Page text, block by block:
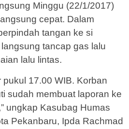
Minggu (22/1/2017)
cepat. Dalam
tangan ke si
tancap gas lalu
lalu lintas.
pukul 17.00 WIB. Korban
sudah membuat laporan ke
ungkap Kasubag Humas
Pekanbaru, Ipda Rachmad